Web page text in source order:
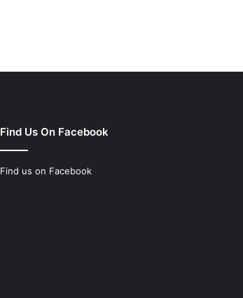
Find Us On Facebook
Find us on Facebook